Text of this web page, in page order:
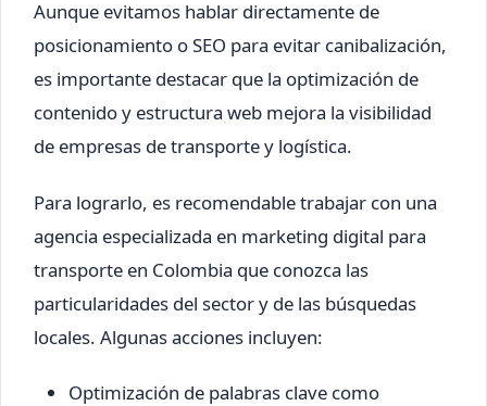
Aunque evitamos hablar directamente de
posicionamiento o SEO para evitar canibalización,
es importante destacar que la optimización de
contenido y estructura web mejora la visibilidad
de empresas de transporte y logística.
Para lograrlo, es recomendable trabajar con una
agencia especializada en marketing digital para
transporte en Colombia que conozca las
particularidades del sector y de las búsquedas
locales. Algunas acciones incluyen:
Optimización de palabras clave como